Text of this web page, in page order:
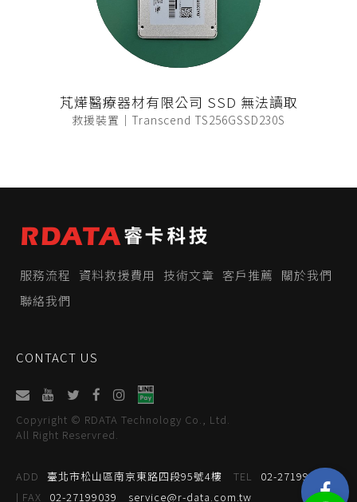
芃燁醫療器材有限公司 SSD 無法讀取
救援裝置｜Transcend TS256GSSD230S
服務流程 資料救援費用 技術文章 客戶推薦
關於我們
聯絡我們
CONTACT US
Copyright © RDATA Technology Co., Ltd.
All Right Reservred.
ADD 臺北市松山區南京東路四段95號4樓 TEL
02-27199059
| FAX
02-27199039 service@r-data.com.tw